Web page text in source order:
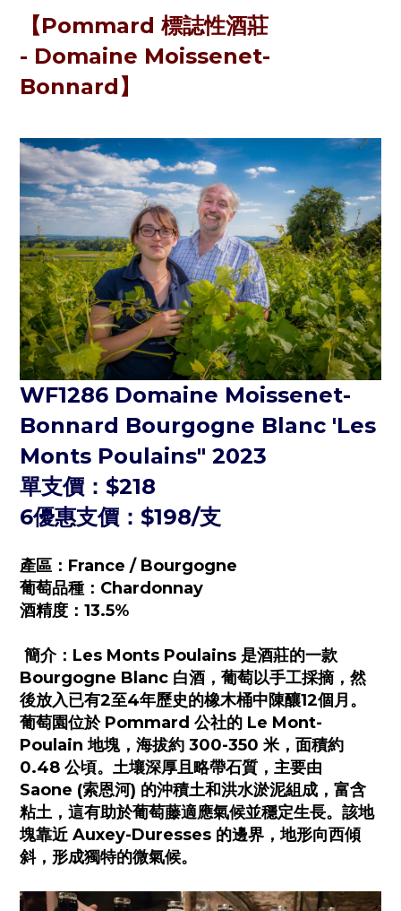
【Pommard 標誌性酒莊
- Domaine Moissenet-
Bonnard】
WF1286 Domaine Moissenet-
Bonnard Bourgogne Blanc 'Les
Monts Poulains" 2023
單支價：$218
6優惠支價：$198/支
產區：France / Bourgogne
葡萄品種： Chardonnay
酒精度：13.5%
簡介： Les Monts Poulains 是酒莊的一款
Bourgogne Blanc 白酒， 葡萄以手工採摘，然
後放入已有2至4年歷史的橡木桶中陳釀12個月。
葡萄園位於 Pommard 公社的 Le Mont-
Poulain 地塊，海拔約 300-350 米，面積約
0.48 公頃。土壤深厚且略帶石質，主要由
Saone (索恩河) 的沖積土和洪水淤泥組成，富含
粘土，這有助於葡萄藤適應氣候並穩定生長。 該地
塊靠近 Auxey-Duresses 的邊界，地形向西傾
斜，形成獨特的微氣候。